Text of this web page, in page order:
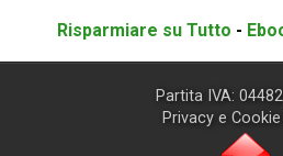
Risparmiare su Tutto -
Partita IVA:
Privacy e